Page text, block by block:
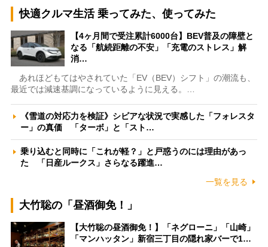
快適クルマ生活 乗ってみた、使ってみた
【4ヶ月間で受注累計6000台】BEV普及の障壁と
なる「航続距離の不安」「充電のストレス」解
消…
あれほどもてはやされていた「EV（BEV）シフト」の潮流も、
最近では減速基調になっているように見える。…
《雪道の対応力を検証》シビアな状況で実感した「フォレスタ
ー」の真価 「ターボ」と「スト…
乗り込むと同時に「これが軽？」と戸惑うのには理由があっ
た 「日産ルークス」さらなる躍進…
一覧を見る
大竹聡の「昼酒御免！」
【大竹聡の昼酒御免！】「ネグローニ」「山崎」
「マンハッタン」新宿三丁目の隠れ家バーで1…